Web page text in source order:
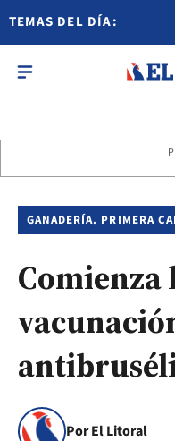
TEMAS DEL DÍA:
GANADERÍA. PRIMERA
Comienza
Por El Litoral